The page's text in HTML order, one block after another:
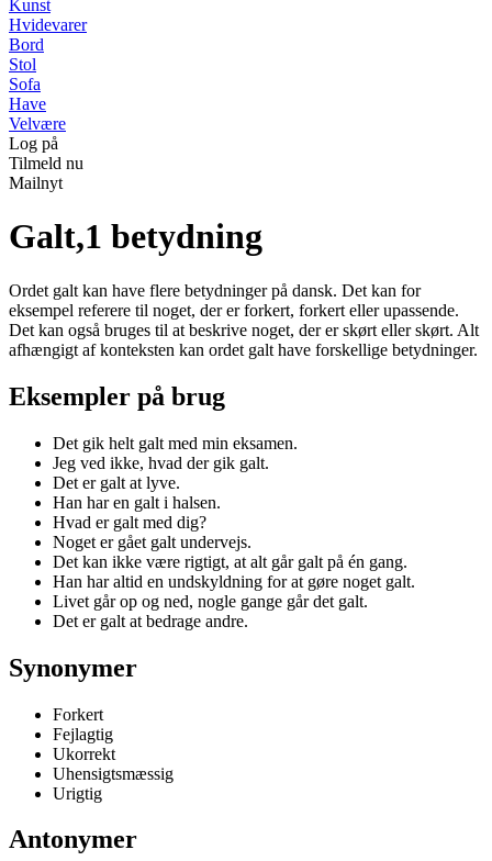
Kunst
Hvidevarer
Bord
Stol
Sofa
Have
Velvære
Log på
Tilmeld nu
Mailnyt
Galt,1 betydning
Ordet galt kan have flere betydninger på dansk. Det kan for
eksempel referere til noget, der er forkert, forkert eller upassende.
Det kan også bruges til at beskrive noget, der er skørt eller skørt. Alt
afhængigt af konteksten kan ordet galt have forskellige betydninger.
Eksempler på brug
Det gik helt galt med min eksamen.
Jeg ved ikke, hvad der gik galt.
Det er galt at lyve.
Han har en galt i halsen.
Hvad er galt med dig?
Noget er gået galt undervejs.
Det kan ikke være rigtigt, at alt går galt på én gang.
Han har altid en undskyldning for at gøre noget galt.
Livet går op og ned, nogle gange går det galt.
Det er galt at bedrage andre.
Synonymer
Forkert
Fejlagtig
Ukorrekt
Uhensigtsmæssig
Urigtig
Antonymer